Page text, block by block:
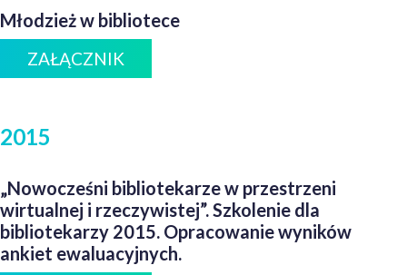
Młodzież w bibliotece
ZAŁĄCZNIK
2015
„Nowocześni bibliotekarze w przestrzeni
wirtualnej i rzeczywistej”. Szkolenie dla
bibliotekarzy 2015. Opracowanie wyników
ankiet ewaluacyjnych.